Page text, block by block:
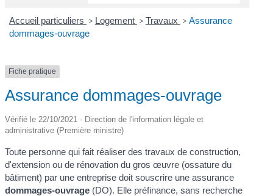
Accueil particuliers > Logement > Travaux > Assurance
dommages-ouvrage
Fiche pratique
Assurance dommages-ouvrage
Vérifié le 22/10/2021 - Direction de l'information légale et
administrative (Première ministre)
Toute personne qui fait réaliser des travaux de construction,
d'extension ou de rénovation du gros œuvre (ossature du
bâtiment) par une entreprise doit souscrire une assurance
dommages-ouvrage (DO). Elle préfinance, sans recherche